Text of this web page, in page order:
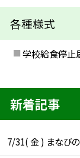
各種様式
学校給食停止
新着記事
7/31( 金 ) まなび